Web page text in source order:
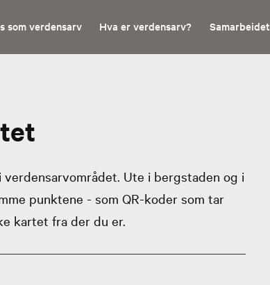
som verdensarv Hva er verdensarv? Samarbeidet
Ute i bergstaden og i
punktene - som QR-koder som tar
kartet fra der du er.